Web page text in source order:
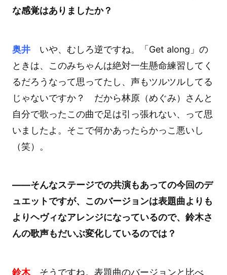
な感覚はありましたか？
奥井いや、むしろ逆ですね。「Get along」の
ときは、このみちゃんは絶対一生懸命練習してく
るだろうなって思ってたし、声もツルツルしてる
じゃないですか？ だから林原（めぐみ）さんと
自分で歌ったこの曲で足は引っ張れない、って思
いましたよ。そこで何かあったらかっこ悪いし
（笑）。
――そんなステージでの共演もあっての今回のデ
ュエットですが、このバージョンは表題曲よりも
よりヘヴィなアレンジになっているので、鈴木さ
んの歌声もだいぶ変化しているのでは？
鈴木そうですね。表題曲のバージョンと比べ